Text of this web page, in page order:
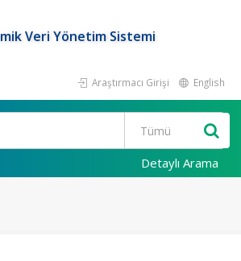
Veri Yönetim Sistemi
Araştırmacı Girişi English
Detaylı Arama